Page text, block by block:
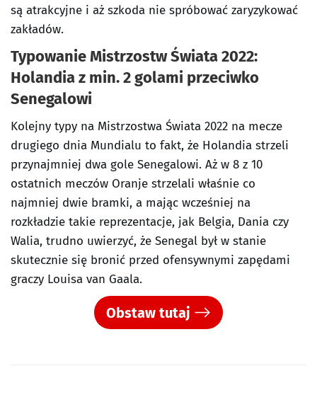
są atrakcyjne i aż szkoda nie spróbować zaryzykować
zakładów.
Typowanie Mistrzostw Świata 2022:
Holandia z min. 2 golami przeciwko
Senegalowi
Kolejny typy na Mistrzostwa Świata 2022 na mecze
drugiego dnia Mundialu to fakt, że Holandia strzeli
przynajmniej dwa gole Senegalowi. Aż w 8 z 10
ostatnich meczów Oranje strzelali właśnie co
najmniej dwie bramki, a mając wcześniej na
rozkładzie takie reprezentacje, jak Belgia, Dania czy
Walia, trudno uwierzyć, że Senegal był w stanie
skutecznie się bronić przed ofensywnymi zapędami
graczy Louisa van Gaala.
Obstaw tutaj